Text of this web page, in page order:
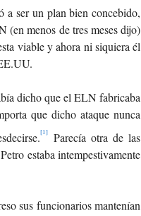
a ser un plan bien concebido,
(en menos de tres meses dijo)
viable y ahora ni siquiera él
dicho que el ELN fabricaba
que dicho ataque nunca
[1]Parecía otra de las
estaba intempestivamente
sus funcionarios mantenían